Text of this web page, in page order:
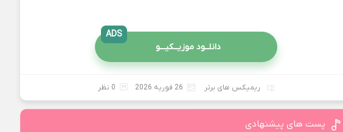
دانلــود موزیــکیـــو
ADS
ریمیکس های برتر 26 فوریه 2026 0 نظر
پست های پیشنهادی